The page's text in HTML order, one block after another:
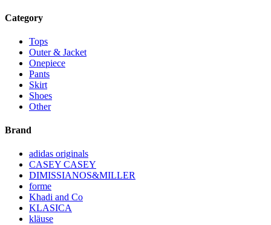
Category
Tops
Outer & Jacket
Onepiece
Pants
Skirt
Shoes
Other
Brand
adidas originals
CASEY CASEY
DIMISSIANOS&MILLER
forme
Khadi and Co
KLASICA
kläuse